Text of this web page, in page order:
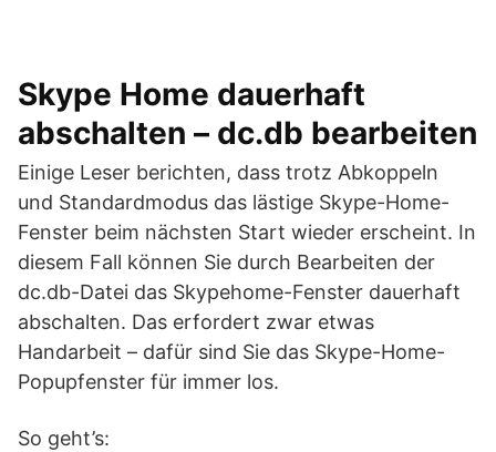
Skype Home dauerhaft
abschalten – dc.db bearbeiten
Einige Leser berichten, dass trotz Abkoppeln
und Standardmodus das lästige Skype-Home-
Fenster beim nächsten Start wieder erscheint. In
diesem Fall können Sie durch Bearbeiten der
dc.db-Datei das Skypehome-Fenster dauerhaft
abschalten. Das erfordert zwar etwas
Handarbeit – dafür sind Sie das Skype-Home-
Popupfenster für immer los.
So geht’s: